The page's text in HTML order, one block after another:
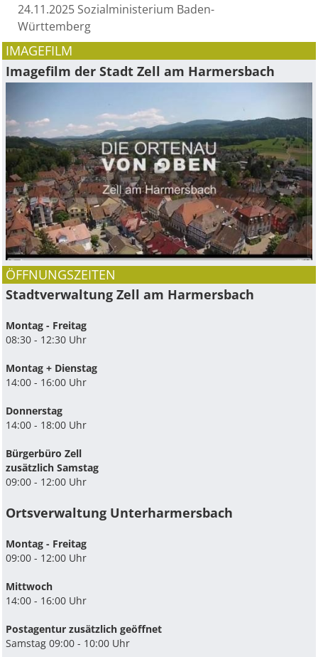
24.11.2025 Sozialministerium Baden-
Württemberg
IMAGEFILM
Imagefilm der Stadt Zell am Harmersbach
ÖFFNUNGSZEITEN
Stadtverwaltung Zell am Harmersbach
Montag - Freitag
08:30 - 12:30 Uhr
Montag + Dienstag
14:00 - 16:00 Uhr
Donnerstag
14:00 - 18:00 Uhr
Bürgerbüro Zell
zusätzlich Samstag
09:00 - 12:00 Uhr
Ortsverwaltung Unterharmersbach
Montag - Freitag
09:00 - 12:00 Uhr
Mittwoch
14:00 - 16:00 Uhr
Postagentur zusätzlich geöffnet
Samstag 09:00 - 10:00 Uhr